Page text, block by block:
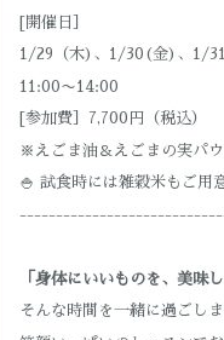
[開催日］
1/29（木)、1/30(金)、1/31
11:00〜14:00
[参加費］7,700円（税込）
※えごま油＆えごまの実パ
🍚 試食時には雑穀米もご用
「身体にいいものを、美味
そんな時間を一緒に過ごし